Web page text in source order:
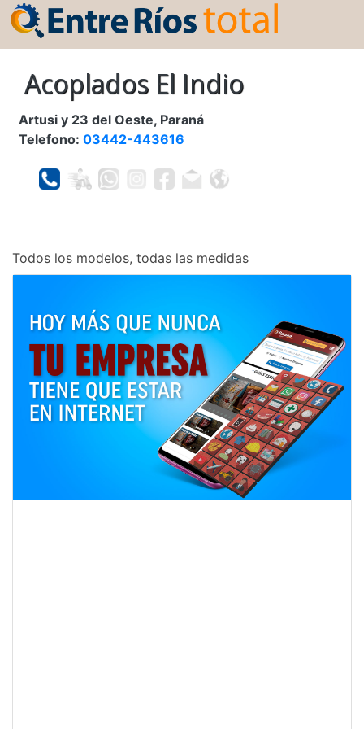
Acoplados El Indio
Artusi y 23 del Oeste, Paraná
Telefono: 03442-443616
Todos los modelos, todas las medidas